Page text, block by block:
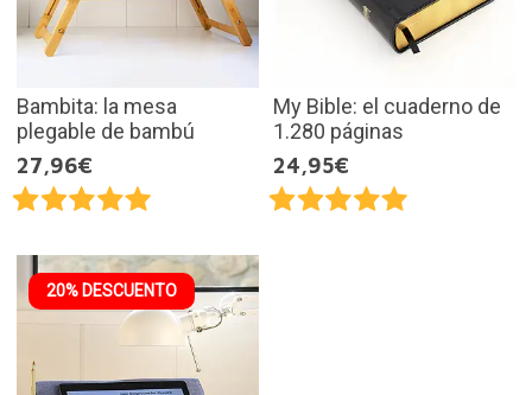
Bambita: la mesa
plegable de bambú
27,96€
My Bible: el cuaderno de
1.280 páginas
24,95€
20% DESCUENTO